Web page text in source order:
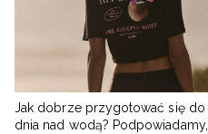
Jak dobrze przygotować się do
dnia nad wodą?